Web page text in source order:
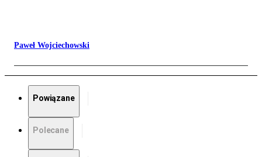
Paweł Wojciechowski
Powiązane
Polecane